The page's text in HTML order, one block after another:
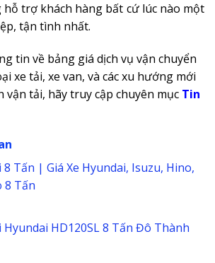
trợ khách hàng bất cứ lúc nào một
tận tình nhất.
tin về bảng giá dịch vụ vận chuyển
xe tải, xe van, và các xu hướng mới
tải, hãy truy cập chuyên mục Tin
8 Tấn | Giá Xe Hyundai, Isuzu, Hino,
8 Tấn
Hyundai HD120SL 8 Tấn Đô Thành